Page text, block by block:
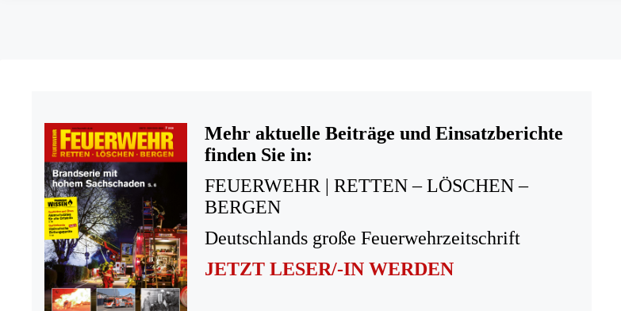
Mehr aktuelle Beiträge und Einsatzberichte
finden Sie in:
FEUERWEHR | RETTEN – LÖSCHEN –
BERGEN
Deutschlands große Feuerwehrzeitschrift
JETZT LESER/-IN WERDEN